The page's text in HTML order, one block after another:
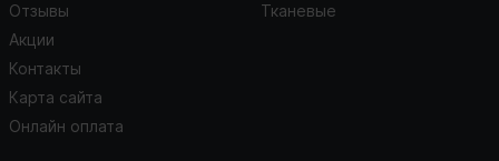
Отзывы
Акции
Контакты
Карта сайта
Онлайн оплата
Тканевые